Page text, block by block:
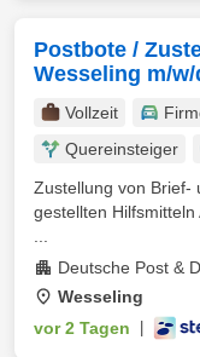
Postbote /
Wesseling m/w/
Vollzeit
Quereinsteiger
Zustellung von Brief-
gestellten
Deutsche Post &
Wesseling
vor 2 Tagen